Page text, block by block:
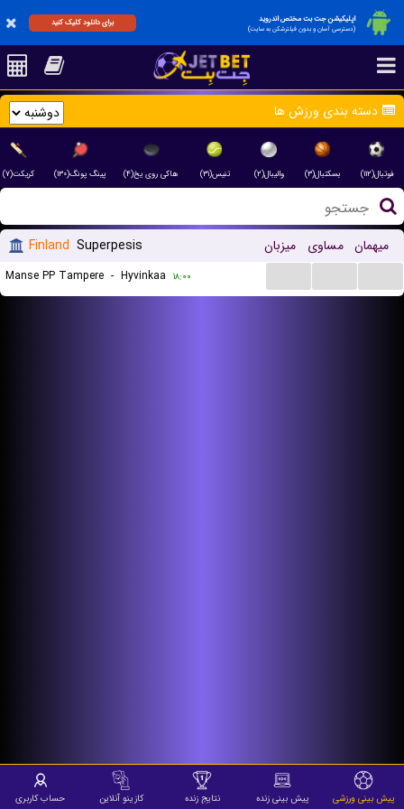
اپلیکیشن جت بت مختص اندروید
(دسترسی آسان و بدون فیلترشکن به سایت)
برای دانلود کلیک کنید
دسته بندی ورزش ها
فوتبال(۱۱۲) بسکتبال(۳) والیبال(۲) تنیس(۳۱) هاکی روی یخ(۴) پینگ پونگ(۱۳۰) کریکت(۷)
Finland Superpesis میزبان مساوی میهمان
Manse PP Tampere - Hyvinkaa ۱۸:۰۰
پیش بینی ورزشی پیش بینی زنده نتایج زنده کازینو آنلاین حساب کاربری